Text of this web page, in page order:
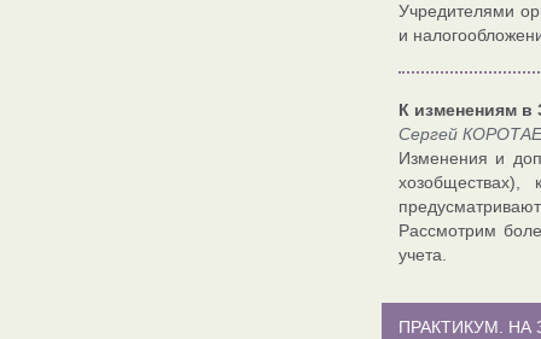
Учредителями
и
К изменениям в
Сергей
Изменения и
Рассмотрим
учета.
ПРАКТИКУМ. НА